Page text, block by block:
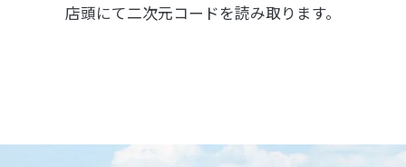
店頭にて二次元コードを読み取ります。